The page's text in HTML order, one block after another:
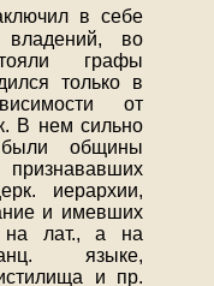
в себе
владений, во
графы
только в
от
В нем сильно
были общины
иерархии,
и имевших
на лат., а на
языке,
и пр.